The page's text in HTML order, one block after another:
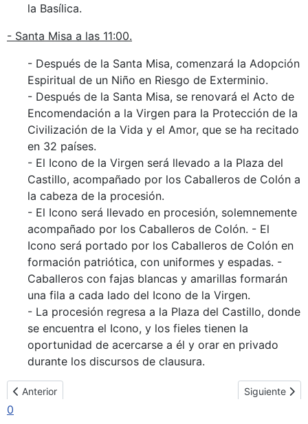
la Basílica.
- Santa Misa a las 11:00.
- Después de la Santa Misa, comenzará la Adopción
Espiritual de un Niño en Riesgo de Exterminio.
- Después de la Santa Misa, se renovará el Acto de
Encomendación a la Virgen para la Protección de la
Civilización de la Vida y el Amor, que se ha recitado
en 32 países.
- El Icono de la Virgen será llevado a la Plaza del
Castillo, acompañado por los Caballeros de Colón a
la cabeza de la procesión.
- El Icono será llevado en procesión, solemnemente
acompañado por los Caballeros de Colón. - El
Icono será portado por los Caballeros de Colón en
formación patriótica, con uniformes y espadas. -
Caballeros con fajas blancas y amarillas formarán
una fila a cada lado del Icono de la Virgen.
- La procesión regresa a la Plaza del Castillo, donde
se encuentra el Icono, y los fieles tienen la
oportunidad de acercarse a él y orar en privado
durante los discursos de clausura.
0
Artículo anterior: Obispo Ladislav Hučko Homilía - Por el don de
Anterior Artículo
Siguiente